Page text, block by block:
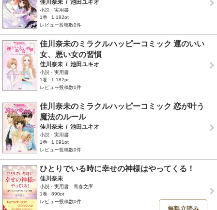
佳川奈未 / 池田ユキオ
小説・実用書
1巻
1,182pt
レビュー投稿数0件
佳川奈未のミラクルハッピーコミック 運のいい
女、悪い女の習慣
佳川奈未 / 池田ユキオ
小説・実用書
1巻
1,182pt
レビュー投稿数0件
佳川奈未のミラクルハッピーコミック 恋が叶う
魔法のルール
佳川奈未 / 池田ユキオ
小説・実用書
1巻
1,091pt
レビュー投稿数0件
ひとりでいる時に幸せの神様はやってくる！
佳川奈未
小説・実用書、青春文庫
1巻
890pt
レビュー投稿数0件